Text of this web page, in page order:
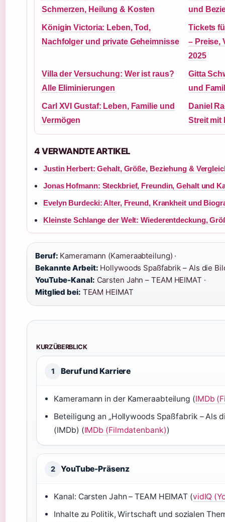
Schmerzen, Heilung & Kosten
und
Königin Victoria: Leben, Tod,
Nachfolger und private Geheimnisse
Tickets
– Preise,
2025
Villa der Versuchung: Wer ist raus?
Alle Eliminierungen
Gitta
und
Carl XVI Gustaf: Leben, Familie und
Vermögen
Daniel
Streit mit
4 VERWANDTE ARTIKEL
Justin Herbert: Gehalt, Größe, Beziehung &
Jonas Hofmann: Steckbrief, Freundin, Gehalt und
Evelyn Burdecki: Alter, Freund, Krankheit und
Kleinste Schlange der Welt: Wiederentdeckung,
Beruf: Kameramann (Kameraabteilung) ·
Bekannte Arbeit: Hollywoods Spaßfabrik – Als die
YouTube-Kanal: Carsten Jahn – TEAM HEIMAT ·
Mitglied bei: TEAM HEIMAT
KURZÜBERBLICK
1 Beruf und Karriere
Kameramann in der Kameraabteilung (IMDb
Beteiligung an „Hollywoods Spaßfabrik – Als
(IMDb) (IMDb (Filmdatenbank))
2 YouTube-Präsenz
Kanal: Carsten Jahn – TEAM HEIMAT (vidIQ
Inhalte zu Politik, Wirtschaft und sozialen